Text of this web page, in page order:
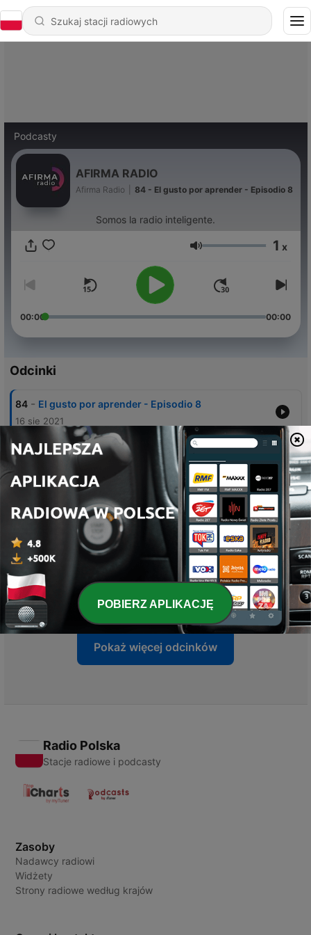
Podcasty
AFIRMA RADIO
Afirma Radio 84 - El gusto por aprender - Episodio 8
Somos la radio inteligente.
Głośność 1 x
00:00 00:00
Odcinki
84 - El gusto por aprender - Episodio 8
16 sie 2021
83 - La delgada linea de las adicciones - Episodio 8
16 sie 2021
IMMEX - Episodio 8
16 sie 2021
81 - Resignificar tus creencias limitantes - Episodio 8
16 sie 2021
80 - Finanzas saludables - Episodio 8
16 sie 2021
Pokaż więcej odcinków
Radio Polska
Stacje radiowe i podcasty
Zasoby
Nadawcy radiowi
Widżety
Strony radiowe według krajów
POBIERZ APLIKACJĘ